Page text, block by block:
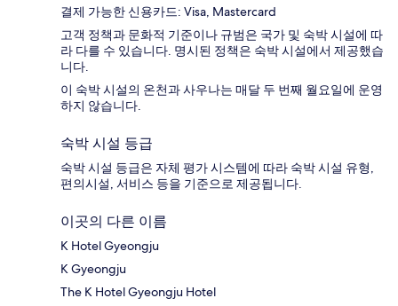
결제 가능한 신용카드: Visa, Mastercard
고객 정책과 문화적 기준이나 규범은 국가 및 숙박 시설에 따
라 다를 수 있습니다. 명시된 정책은 숙박 시설에서 제공했습
니다.
이 숙박 시설의 온천과 사우나는 매달 두 번째 월요일에 운영
하지 않습니다.
숙박 시설 등급
숙박 시설 등급은 자체 평가 시스템에 따라 숙박 시설 유형,
편의시설, 서비스 등을 기준으로 제공됩니다.
이곳의 다른 이름
K Hotel Gyeongju
K Gyeongju
The K Hotel Gyeongju Hotel